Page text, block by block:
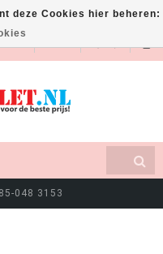
EUR
048 3153
deze Cookies hier beheren: